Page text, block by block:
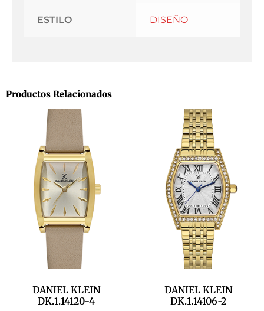
ESTILO DISEÑO
Productos Relacionados
DANIEL KLEIN
DK.1.14120-4
DANIEL KLEIN
DK.1.14106-2